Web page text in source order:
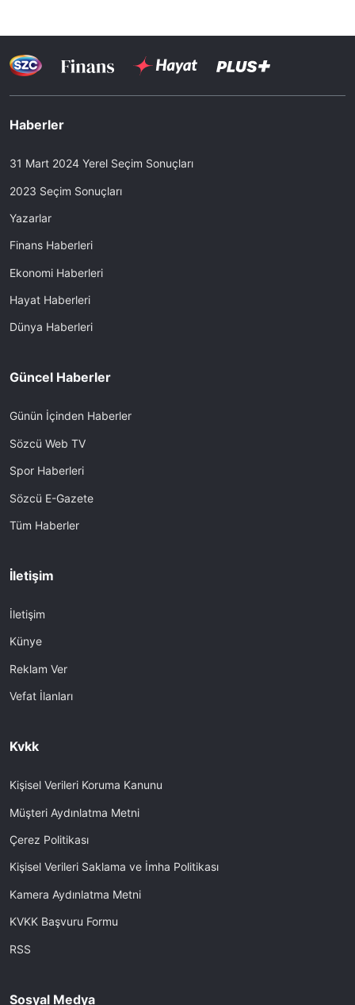
Haberler
31 Mart 2024 Yerel Seçim Sonuçları
2023 Seçim Sonuçları
Yazarlar
Finans Haberleri
Ekonomi Haberleri
Hayat Haberleri
Dünya Haberleri
Güncel Haberler
Günün İçinden Haberler
Sözcü Web TV
Spor Haberleri
Sözcü E-Gazete
Tüm Haberler
İletişim
İletişim
Künye
Reklam Ver
Vefat İlanları
Kvkk
Kişisel Verileri Koruma Kanunu
Müşteri Aydınlatma Metni
Çerez Politikası
Kişisel Verileri Saklama ve İmha Politikası
Kamera Aydınlatma Metni
KVKK Başvuru Formu
RSS
Sosyal Medya